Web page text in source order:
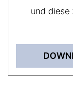
und diese